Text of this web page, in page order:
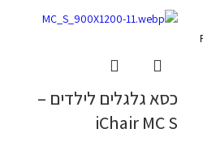
כסא גלגלים לילדים –
iChair MC S